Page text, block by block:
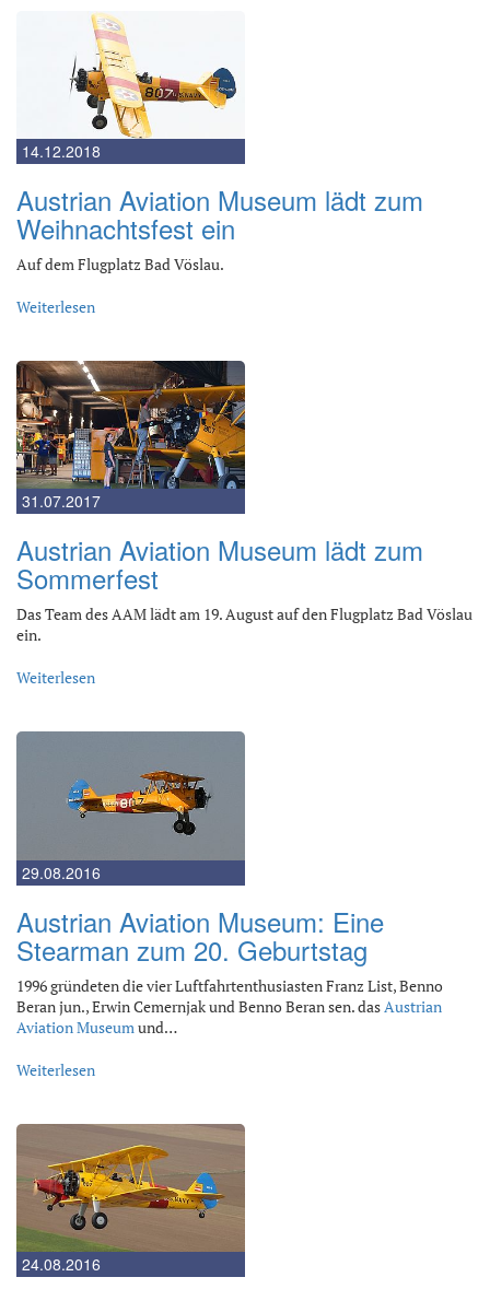
14.12.2018
Austrian Aviation Museum lädt zum
Weihnachtsfest ein
Auf dem Flugplatz Bad Vöslau.
Weiterlesen
31.07.2017
Austrian Aviation Museum lädt zum
Sommerfest
Das Team des AAM lädt am 19. August auf den Flugplatz Bad Vöslau
ein.
Weiterlesen
29.08.2016
Austrian Aviation Museum: Eine
Stearman zum 20. Geburtstag
1996 gründeten die vier Luftfahrtenthusiasten Franz List, Benno
Beran jun., Erwin Cemernjak und Benno Beran sen. das Austrian
Aviation Museum und…
Weiterlesen
24.08.2016